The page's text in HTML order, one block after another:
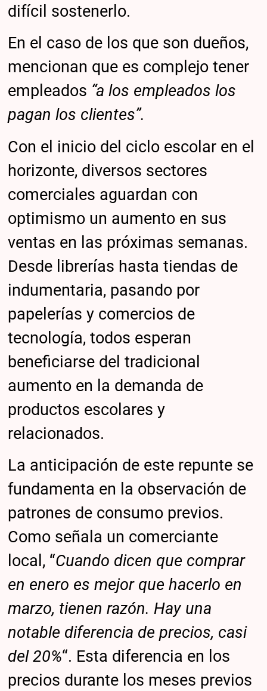
difícil sostenerlo.
En el caso de los que son dueños,
mencionan que es complejo tener
empleados “a los empleados los
pagan los clientes”.
Con el inicio del ciclo escolar en el
horizonte, diversos sectores
comerciales aguardan con
optimismo un aumento en sus
ventas en las próximas semanas.
Desde librerías hasta tiendas de
indumentaria, pasando por
papelerías y comercios de
tecnología, todos esperan
beneficiarse del tradicional
aumento en la demanda de
productos escolares y
relacionados.
La anticipación de este repunte se
fundamenta en la observación de
patrones de consumo previos.
Como señala un comerciante
local, “Cuando dicen que comprar
en enero es mejor que hacerlo en
marzo, tienen razón. Hay una
notable diferencia de precios, casi
del 20%“. Esta diferencia en los
precios durante los meses previos